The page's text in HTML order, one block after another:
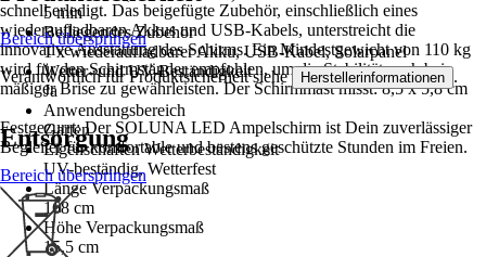
5 min
Beiliegendes Zubehör
1 x wiederaufladbarer Akku, USB-Kabel, Solarpanel
Wetter- und UV-Beständigkeit
Ja
Anwendungsbereich
Garten
Eigenschaften Wetterbeständigkeit
UV-beständig, Wetterfest
Länge Verpackungsmaß
168 cm
Höhe Verpackungsmaß
15,5 cm
schnell erledigt. Das beigefügte Zubehör, einschließlich eines
wiederaufladbaren Akkus und USB-Kabels, unterstreicht die
innovative Ausstattung des Schirms. Ein Mindestgewicht von 110 kg
wird für den Schirmständer empfohlen, um die Stabilität auch bei
mäßiger Brise zu gewährleisten. Der Schirmmast misst: 8,5 x 5,8 cm
Festgezurrt: Der SOLUNA LED Ampelschirm ist Dein zuverlässiger
Begleiter für komfortable und bestens geschützte Stunden im Freien.
Bereich überspringen
Verantwortlich für Produktsicherheit siehe Herstellerinformationen .
Entsorgung
Bereich überspringen